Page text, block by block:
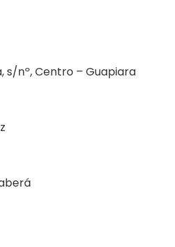
s/nº, Centro – Guapiara